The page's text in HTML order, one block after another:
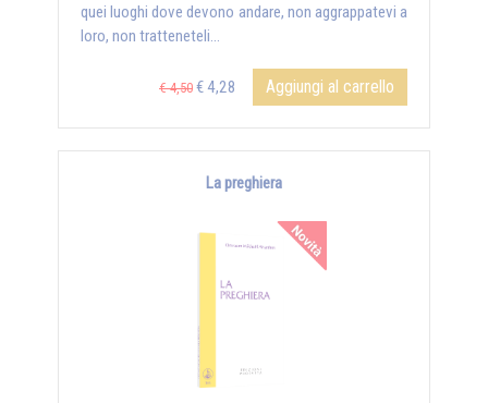
quei luoghi dove devono andare, non aggrappatevi a
loro, non tratteneteli...
€ 4,50 € 4,28 Aggiungi al carrello
La preghiera